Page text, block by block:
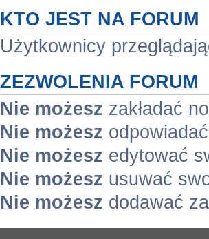
KTO JEST NA FORUM
Użytkownicy
ZEZWOLENIA FORUM
Nie możesz zakładać
Nie możesz
Nie możesz edytować
Nie możesz usuwać
Nie możesz dodawać